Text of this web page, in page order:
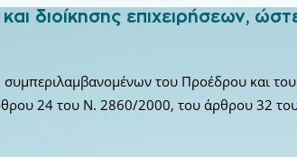
διοίκησης επιχειρήσεων,
του Προέδρου και
24 του Ν. 2860/2000, του άρθρου 32